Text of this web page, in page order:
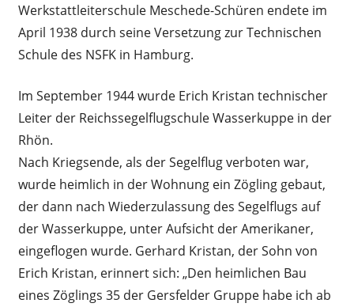
Werkstattleiterschule Meschede-Schüren endete im
April 1938 durch seine Versetzung zur Technischen
Schule des NSFK in Hamburg.
Im September 1944 wurde Erich Kristan technischer
Leiter der Reichssegelflugschule Wasserkuppe in der
Rhön.
Nach Kriegsende, als der Segelflug verboten war,
wurde heimlich in der Wohnung ein Zögling gebaut,
der dann nach Wiederzulassung des Segelflugs auf
der Wasserkuppe, unter Aufsicht der Amerikaner,
eingeflogen wurde. Gerhard Kristan, der Sohn von
Erich Kristan, erinnert sich: „Den heimlichen Bau
eines Zöglings 35 der Gersfelder Gruppe habe ich ab